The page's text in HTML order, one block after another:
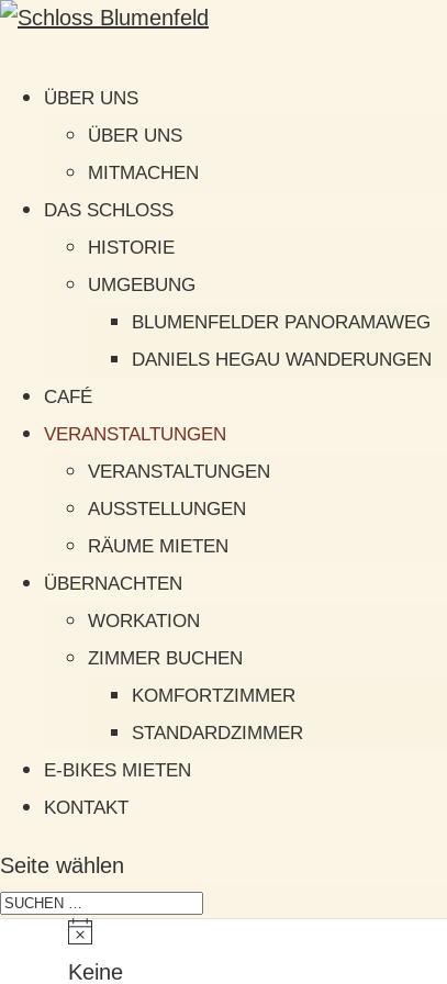
ÜBER UNS
ÜBER UNS
MITMACHEN
DAS SCHLOSS
HISTORIE
UMGEBUNG
BLUMENFELDER PANORAMAWEG
DANIELS HEGAU WANDERUNGEN
CAFÉ
VERANSTALTUNGEN
VERANSTALTUNGEN
AUSSTELLUNGEN
RÄUME MIETEN
ÜBERNACHTEN
WORKATION
ZIMMER BUCHEN
KOMFORTZIMMER
STANDARDZIMMER
E-BIKES MIETEN
KONTAKT
Seite wählen
Keine